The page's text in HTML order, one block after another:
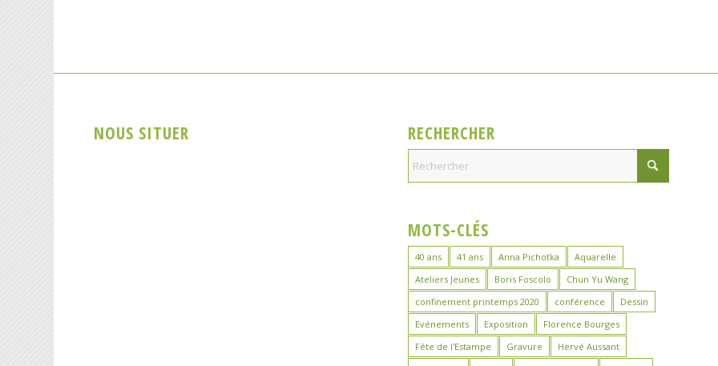
NOUS SITUER RECHERCHER
MOTS-CLÉS
40 ans 41 ans Anna Pichotka
Aquarelle
Ateliers Jeunes
Boris Foscolo
Chun Yu Wang
confinement printemps 2020
conférence
Dessin
Evénements
Exposition
Florence Bourges
Fête de l'Estampe
Gravure
Hervé Aussant